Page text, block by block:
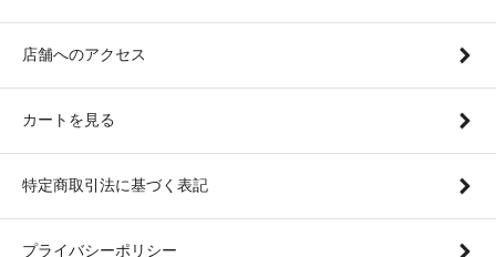
店舗へのアクセス
カートを見る
特定商取引法に基づく表記
プライバシーポリシー